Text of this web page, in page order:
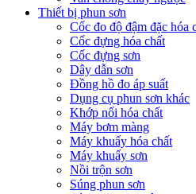
Thiết bị phun sơn
Cốc đo độ đậm đặc hóa
Cốc đựng hóa chất
Cốc đựng sơn
Dây dẫn sơn
Đồng hồ đo áp suất
Dụng cụ phun sơn khác
Khớp nối hóa chất
Máy bơm màng
Máy khuấy hóa chất
Máy khuấy sơn
Nồi trộn sơn
Súng phun sơn